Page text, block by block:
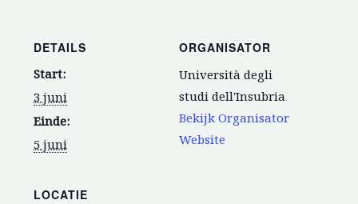
DETAILS
Start:
3 juni
Einde:
5 juni
ORGANISATOR
Università degli
studi dell'Insubria
Bekijk Organisator
Website
LOCATIE